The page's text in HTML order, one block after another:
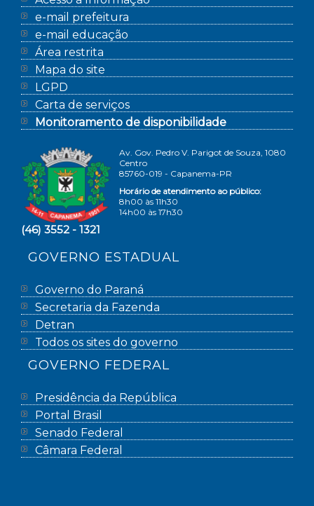
e-mail prefeitura
e-mail educação
Área restrita
Mapa do site
LGPD
Carta de serviços
Monitoramento de disponibilidade
Av. Gov. Pedro V. Parigot de Souza, 1080
Centro
85760-019 - Capanema-PR
Horário de atendimento ao público:
8h00 às 11h30
14h00 às 17h30
(46) 3552 - 1321
GOVERNO ESTADUAL
Governo do Paraná
Secretaria da Fazenda
Detran
Todos os sites do governo
GOVERNO FEDERAL
Presidência da República
Portal Brasil
Senado Federal
Câmara Federal